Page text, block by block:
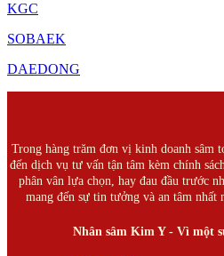
KGC
SOBAEK
DAEDONG
Trong hàng trăm đơn vị kinh doanh sâm
đến dịch vụ tư vấn tận tâm kèm chính
phân vân lựa chọn, hay đau đầu trước
mang đến sự tin tưởng và an tâm nhất
Nhân sâm Kim Y - Vì một